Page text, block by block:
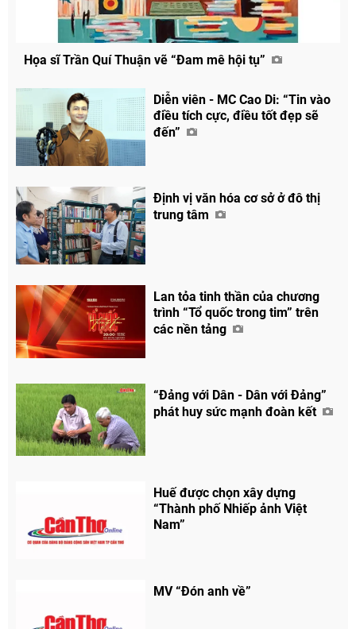
Họa sĩ Trần Quí Thuận vẽ “Đam mê hội tụ”
Diễn viên - MC Cao Di: “Tin vào
điều tích cực, điều tốt đẹp sẽ
đến”
Định vị văn hóa cơ sở ở đô thị
trung tâm
Lan tỏa tinh thần của chương
trình “Tổ quốc trong tim” trên
các nền tảng
“Đảng với Dân - Dân với Đảng”
phát huy sức mạnh đoàn kết
Huế được chọn xây dựng
“Thành phố Nhiếp ảnh Việt
Nam”
MV “Đón anh về”